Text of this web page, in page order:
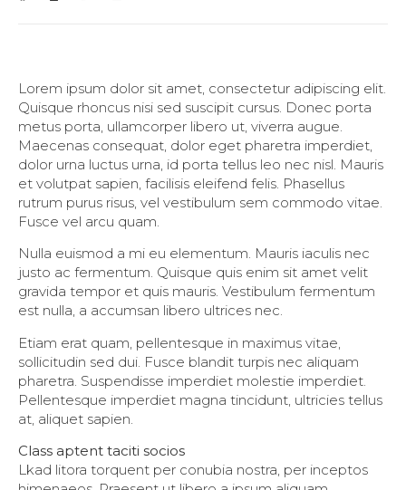
Lorem ipsum dolor sit amet, consectetur adipiscing elit.
Quisque rhoncus nisi sed suscipit cursus. Donec porta
metus porta, ullamcorper libero ut, viverra augue.
Maecenas consequat, dolor eget pharetra imperdiet,
dolor urna luctus urna, id porta tellus leo nec nisl. Mauris
et volutpat sapien, facilisis eleifend felis. Phasellus
rutrum purus risus, vel vestibulum sem commodo vitae.
Fusce vel arcu quam.
Nulla euismod a mi eu elementum. Mauris iaculis nec
justo ac fermentum. Quisque quis enim sit amet velit
gravida tempor et quis mauris. Vestibulum fermentum
est nulla, a accumsan libero ultrices nec.
Etiam erat quam, pellentesque in maximus vitae,
sollicitudin sed dui. Fusce blandit turpis nec aliquam
pharetra. Suspendisse imperdiet molestie imperdiet.
Pellentesque imperdiet magna tincidunt, ultricies tellus
at, aliquet sapien.
Class aptent taciti socios
Lkad litora torquent per conubia nostra, per inceptos